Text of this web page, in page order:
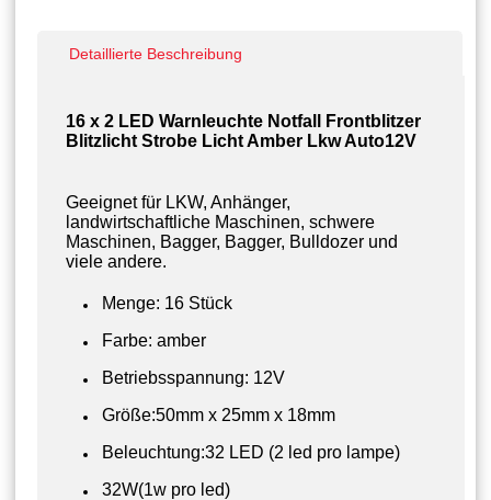
Detaillierte Beschreibung
16 x 2 LED Warnleuchte Notfall Frontblitzer
Blitzlicht Strobe Licht Amber Lkw Auto12V
Geeignet für LKW, Anhänger,
landwirtschaftliche Maschinen, schwere
Maschinen, Bagger, Bagger, Bulldozer und
viele andere.
Menge: 16 Stück
Farbe: amber
Betriebsspannung: 12V
Größe:50mm x 25mm x 18mm
Beleuchtung:32 LED (2 led pro lampe)
32W(1w pro led)